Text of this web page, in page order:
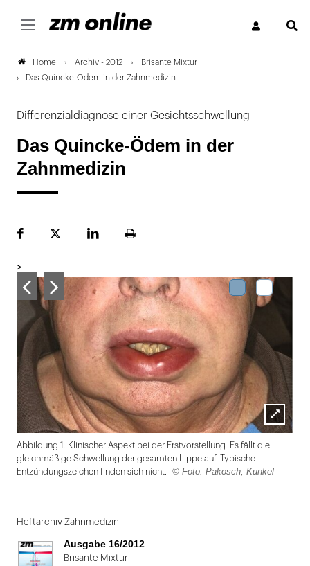
Home Archiv - 2012
Brisante Mixtur
Das Quincke-Ödem in der Zahnmedizin
Differenzialdiagnose einer Gesichtsschwellung
Das Quincke-Ödem in der
Zahnmedizin
FacebookPlattformLinekdInSeite
>
Lightbox
öffnen
Abbildung 1: Klinischer Aspekt bei der Erstvorstellung. Es fällt die
gleichmäßige Schwellung der gesamten Lippe auf. Typische
Entzündungszeichen finden sich nicht.
© Foto: Pakosch, Kunkel
1
von
Heftarchiv Zahnmedizin
Ausgabe 16/2012
Brisante Mixtur